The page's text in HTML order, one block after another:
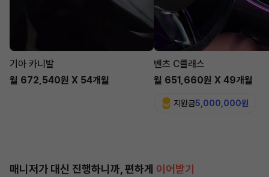
기아 카니발
월 672,540원 X 54개월
벤츠 C클래스
월 651,660원 X 49개월
지원금5,000,000원
매니저가 대신 진행하니까, 편하게 이어받기